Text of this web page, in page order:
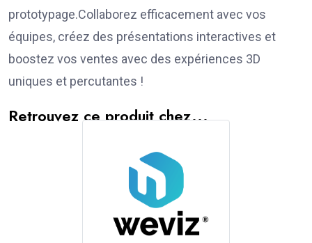
prototypage.Collaborez efficacement avec vos
équipes, créez des présentations interactives et
boostez vos ventes avec des expériences 3D
uniques et percutantes !
Retrouvez ce produit chez...